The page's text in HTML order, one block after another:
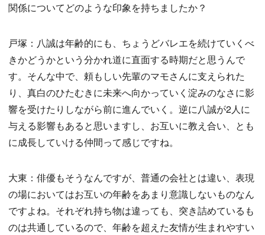
関係についてどのような印象を持ちましたか？
戸塚：八誠は年齢的にも、ちょうどバレエを続けていくべ
きかどうかという分かれ道に直面する時期だと思うんで
す。そんな中で、頼もしい先輩のマモさんに支えられた
り、真白のひたむきに未来へ向かっていく淀みのなさに影
響を受けたりしながら前に進んでいく。逆に八誠が2人に
与える影響もあると思いますし、お互いに教え合い、とも
に成長していける仲間って感じですね。
大東：俳優もそうなんですが、普通の会社とは違い、表現
の場においてはお互いの年齢をあまり意識しないものなん
ですよね。それぞれ持ち物は違っても、突き詰めているも
のは共通しているので、年齢を超えた友情が生まれやすい